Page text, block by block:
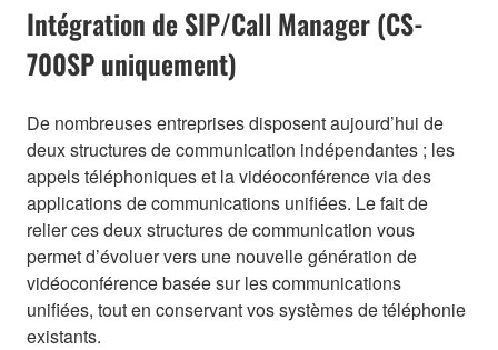
Intégration de SIP/Call Manager (CS-
700SP uniquement)
De nombreuses entreprises disposent aujourd’hui de
deux structures de communication indépendantes ; les
appels téléphoniques et la vidéoconférence via des
applications de communications unifiées. Le fait de
relier ces deux structures de communication vous
permet d’évoluer vers une nouvelle génération de
vidéoconférence basée sur les communications
unifiées, tout en conservant vos systèmes de téléphonie
existants.